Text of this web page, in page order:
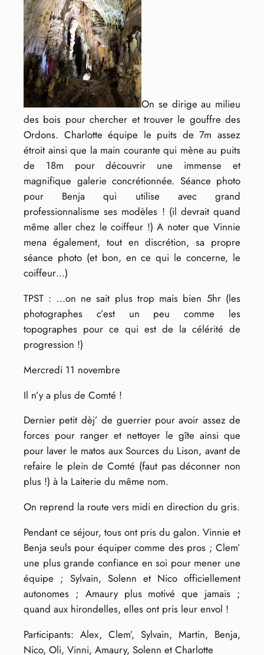
On se dirige au milieu
des bois pour chercher et trouver le gouffre des
Ordons. Charlotte équipe le puits de 7m assez
étroit ainsi que la main courante qui mène au puits
de 18m pour découvrir une immense et
magnifique galerie concrétionnée. Séance photo
pour Benja qui utilise avec grand
professionnalisme ses modèles ! (il devrait quand
même aller chez le coiffeur !) A noter que Vinnie
mena également, tout en discrétion, sa propre
séance photo (et bon, en ce qui le concerne, le
coiffeur…)
TPST : …on ne sait plus trop mais bien 5hr (les
photographes c’est un peu comme les
topographes pour ce qui est de la célérité de
progression !)
Mercredi 11 novembre
Il n’y a plus de Comté !
Dernier petit dèj’ de guerrier pour avoir assez de
forces pour ranger et nettoyer le gîte ainsi que
pour laver le matos aux Sources du Lison, avant de
refaire le plein de Comté (faut pas déconner non
plus !) à la Laiterie du même nom.
On reprend la route vers midi en direction du gris.
Pendant ce séjour, tous ont pris du galon. Vinnie et
Benja seuls pour équiper comme des pros ; Clem’
une plus grande confiance en soi pour mener une
équipe ; Sylvain, Solenn et Nico officiellement
autonomes ; Amaury plus motivé que jamais ;
quand aux hirondelles, elles ont pris leur envol !
Participants: Alex, Clem’, Sylvain, Martin, Benja,
Nico, Oli, Vinni, Amaury, Solenn et Charlotte